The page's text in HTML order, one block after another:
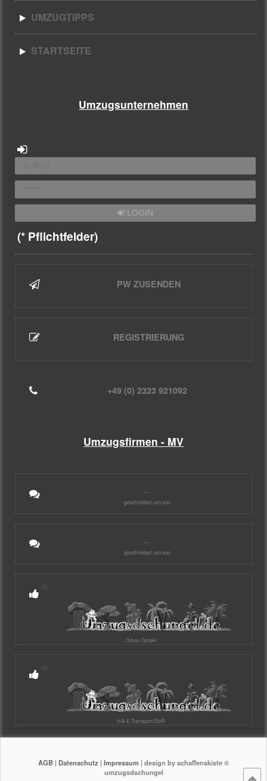
UMZUGTIPPS
STARTSEITE
Umzugsunternehmen
LOGIN
(* Pflichtfelder)
PW ZUSENDEN
REGISTRIERUNG
+49 (0) 2323 921092
Umzugsfirmen - MV
...
geschrieben am von
geschrieben am von
(1)
Orban GmbH
(1)
H & E Transport GbR
AGB | Datenschutz | Impressum | design by schaffenskiste ©
umzugsdschungel